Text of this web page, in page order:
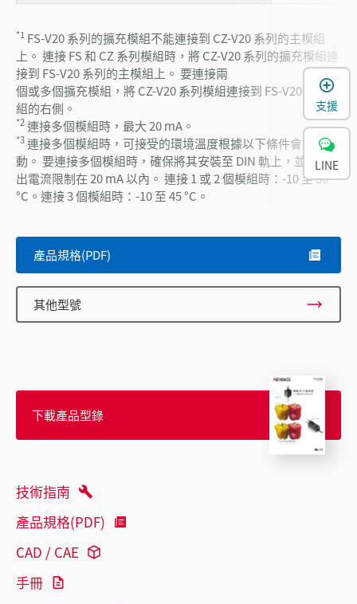
*1 FS-V20 系列的擴充模組不能連接到 CZ-V20 系列的主模組
上。 連接 FS 和 CZ 系列模組時，將 CZ-V20 系列的擴充模組連
接到 FS-V20 系列的主模組上。 要連接兩
個或多個擴充模組，將 CZ-V20 系列模組連接到 FS-V20 系列模
組的右側。
*2連接多個模組時，最大 20 mA。
*3連接多個模組時，可接受的環境溫度根據以下條件會有所變
動。 要連接多個模組時，確保將其安裝至 DIN 軌上，並將輸
出電流限制在 20 mA 以內。 連接 1 或 2 個模組時：-10 至 50
°C。連接 3 個模組時：-10 至 45 °C。
產品規格(PDF)
其他型號
下載產品型錄
技術指南
產品規格(PDF)
CAD / CAE
手冊
支援
LINE